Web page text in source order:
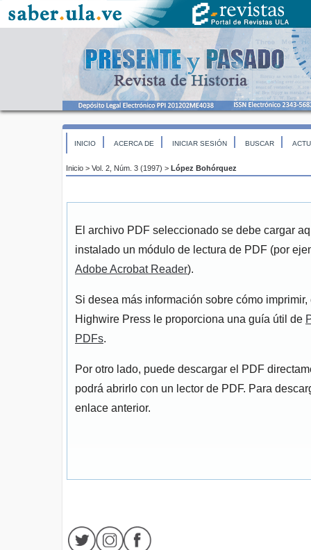
INICIO ACERCA DE INICIAR SESIÓN BUSCAR
Inicio > Vol. 2, Núm. 3 (1997) > López Bohórquez
El archivo PDF seleccionado se debe cargar
instalado un módulo de lectura de PDF (por
Adobe Acrobat Reader).
Si desea más información sobre cómo
Highwire Press le proporciona una guía útil de
PDFs.
Por otro lado, puede descargar el PDF
podrá abrirlo con un lector de PDF. Para
enlace anterior.